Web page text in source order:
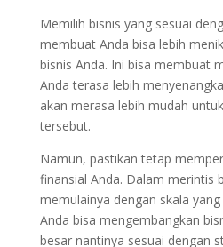
Memilih bisnis yang sesuai
membuat Anda bisa lebih
bisnis Anda. Ini bisa membuat
Anda terasa lebih
akan merasa lebih mudah
tersebut.
Namun, pastikan tetap
finansial Anda. Dalam merintis
memulainya dengan skala
Anda bisa mengembangkan
besar nantinya sesuai dengan